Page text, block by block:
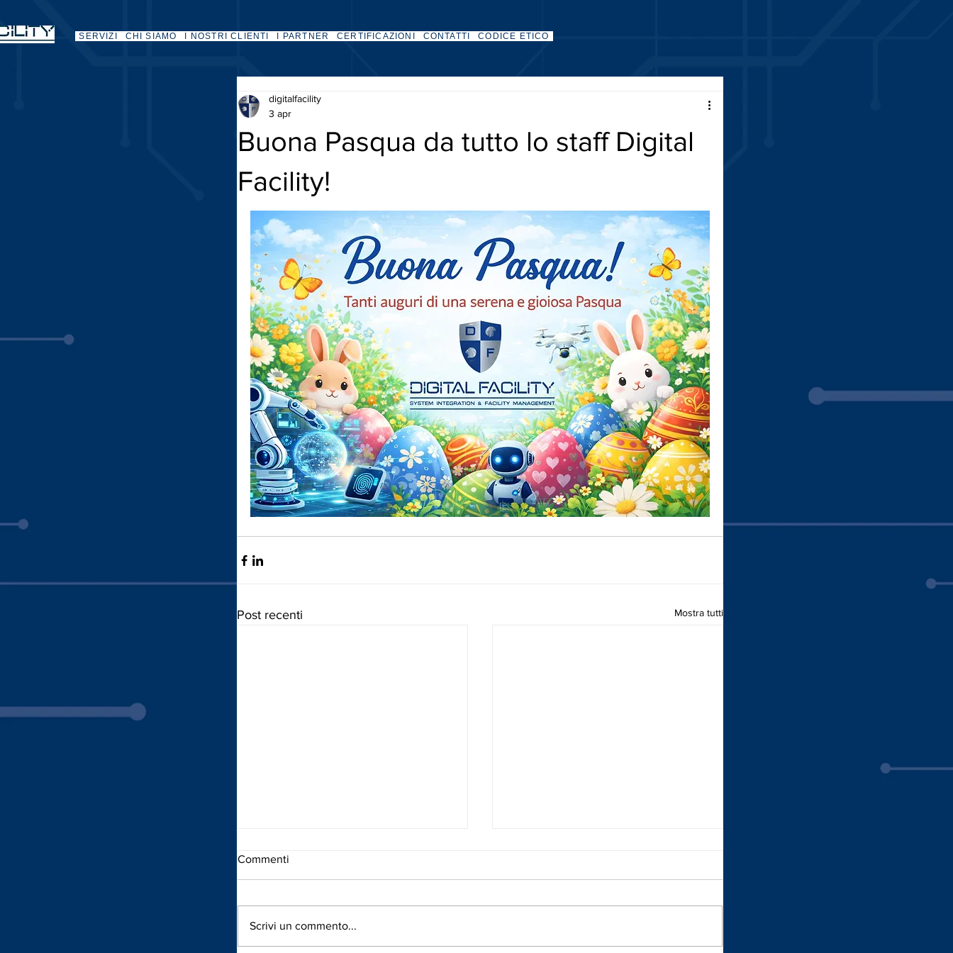
SERVIZI CHI SIAMO I NOSTRI CLIENTI I PARTNER CERTIFICAZIONI CONTATTI CODICE ETICO
Buona Pasqua da tutto lo staff Digital
Facility!
digitalfacility
3 apr
Post recenti Mostra tutti
Commenti
Scrivi un commento...